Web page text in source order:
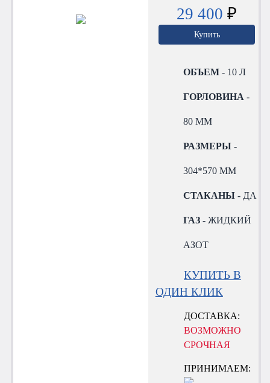
29 400₽
Купить
ОБЪЕМ - 10 Л
ГОРЛОВИНА -
80 ММ
РАЗМЕРЫ -
304*570 ММ
СТАКАНЫ - ДА
ГАЗ - ЖИДКИЙ
АЗОТ
КУПИТЬ В
ОДИН КЛИК
ДОСТАВКА:
ВОЗМОЖНО
СРОЧНАЯ
ПРИНИМАЕМ: